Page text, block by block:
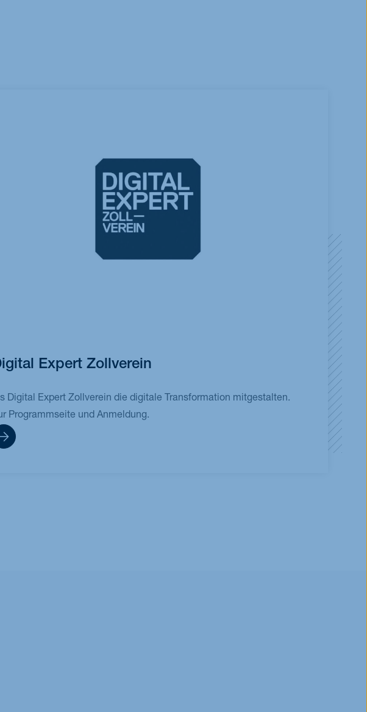
Expert Zollverein
Digital Expert Zollverein die digitale Transformation mitgestalten.
Programmseite und Anmeldung.
erfahren